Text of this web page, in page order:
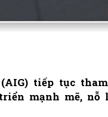
tiếp tục
mạnh mẽ,